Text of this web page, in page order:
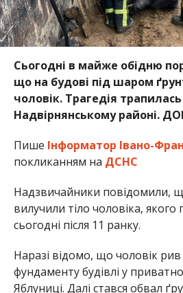
Сьогодні в майже обідню
що на будові під шаром
чоловік. Трагедія
Надвірнянському районі.
Пише Інформатор Івано-
покликанням на ДСНС
Надзвичайники повідомили,
вилучили тіло чоловіка,
сьогодні після 11 ранку.
Наразі відомо, що чоловік рив
фундаменту будівлі у
Яблуниці. Далі стався обвал